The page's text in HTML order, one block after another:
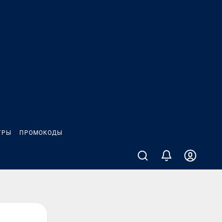
ПРОМОКОДЫ